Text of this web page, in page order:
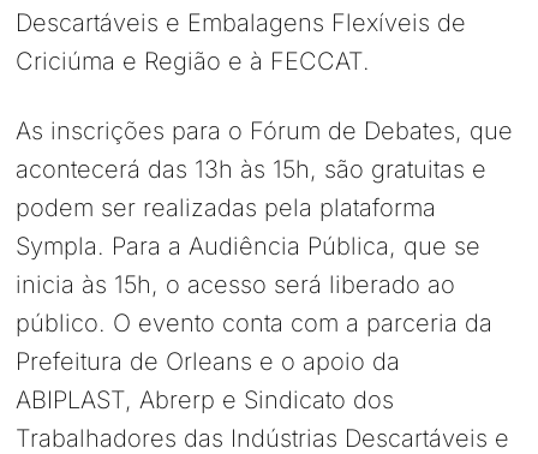
Descartáveis e Embalagens Flexíveis de
Criciúma e Região e à FECCAT.
As inscrições para o Fórum de Debates, que
acontecerá das 13h às 15h, são gratuitas e
podem ser realizadas pela plataforma
Sympla. Para a Audiência Pública, que se
inicia às 15h, o acesso será liberado ao
público. O evento conta com a parceria da
Prefeitura de Orleans e o apoio da
ABIPLAST, Abrerp e Sindicato dos
Trabalhadores das Indústrias Descartáveis e